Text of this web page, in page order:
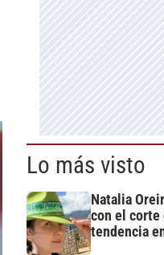
Lo más visto
Natalia
con el corte
tendencia